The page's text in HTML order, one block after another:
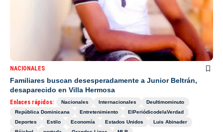
NACIONALES
Familiares buscan desesperadamente a Junior Beltrán,
desaparecido en Villa Hermosa
Enlaces rápidos: Nacionales Internacionales
Deultimominuto
República Dominicana
Entretenimiento
ElPeriódicodelaVerdad
Deportes
Estilo Economía Estados Unidos
Luis Abinader